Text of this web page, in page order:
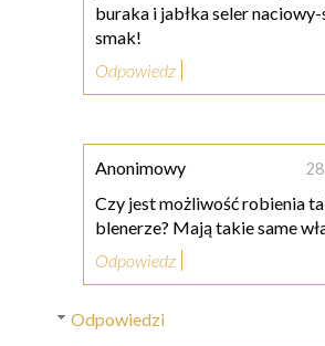
buraka i jabłka seler
smak!
Odpowiedz
Anonimowy
Czy jest możliwość robienia
blenerze? Mają takie same
Odpowiedz
Odpowiedzi